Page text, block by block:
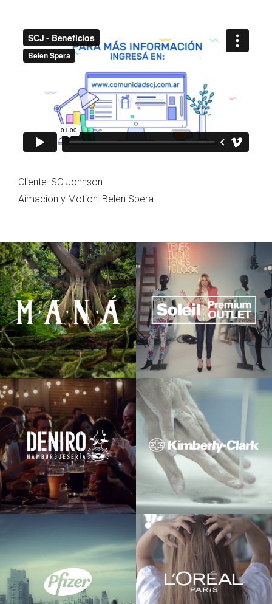
Cliente: SC Johnson
Aimacion y Motion: Belen Spera